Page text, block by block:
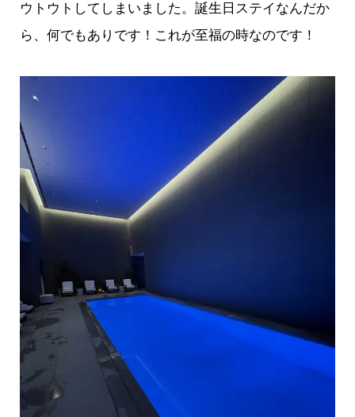
ウトウトしてしまいました。誕生日ステイなんだか
ら、何でもありです！これが至福の時なのです！